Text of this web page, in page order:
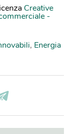
Creative
-
, Energia